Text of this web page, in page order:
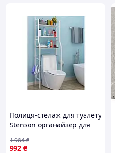
Полиця-стелаж для туалету
Stenson органайзер для
прилад і аксесуарів
992 ₴
1 984₴